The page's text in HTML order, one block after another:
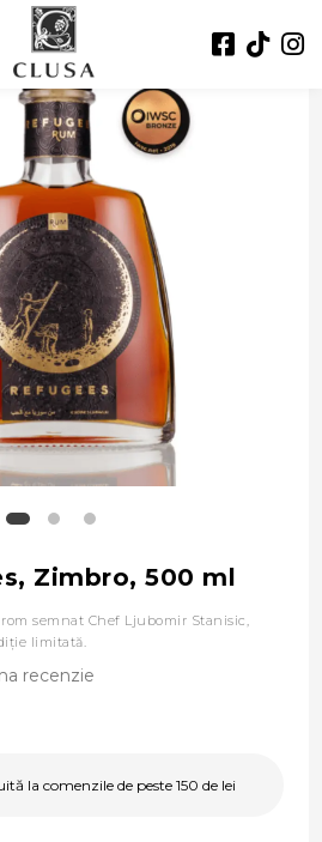
Zimbro, 500 ml
semnat Chef Ljubomir Stanisic,
limitată.
recenzie
la comenzile de peste 150 de lei